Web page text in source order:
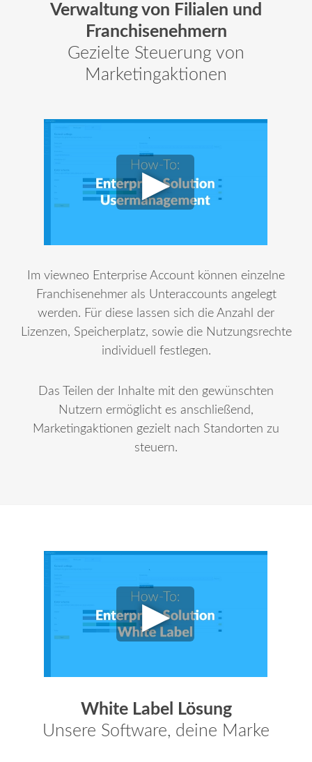
Verwaltung von Filialen und
Franchisenehmern
Gezielte Steuerung von
Marketingaktionen
Im viewneo Enterprise Account können einzelne
Franchisenehmer als Unteraccounts angelegt
werden. Für diese lassen sich die Anzahl der
Lizenzen, Speicherplatz, sowie die Nutzungsrechte
individuell festlegen.
Das Teilen der Inhalte mit den gewünschten
Nutzern ermöglicht es anschließend,
Marketingaktionen gezielt nach Standorten zu
steuern.
White Label Lösung
Unsere Software, deine Marke